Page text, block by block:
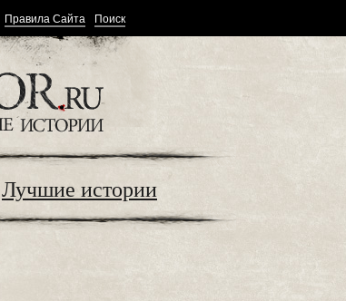
Правила Сайта Поиск
Лучшие истории